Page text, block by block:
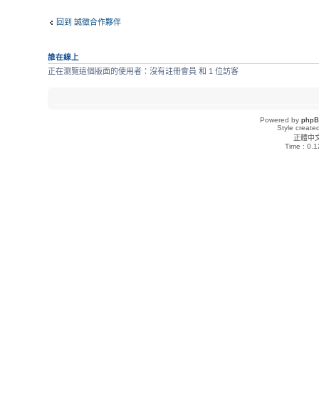
回到 誠徵合作夥伴
誰在線上
正在瀏覽這個版面的使用者：沒有註冊會員 和 1 位訪客
Powered by
Style
正體中
Time :